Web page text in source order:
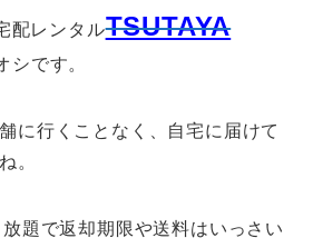
配レンタルTSUTAYA
シです。
に行くことなく、自宅に届けて
。
題で返却期限や送料はいっさい